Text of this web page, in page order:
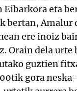
Eibarkora eta
bertan, Amalur
ere inoiz
Orain dela urte
guztien
gora